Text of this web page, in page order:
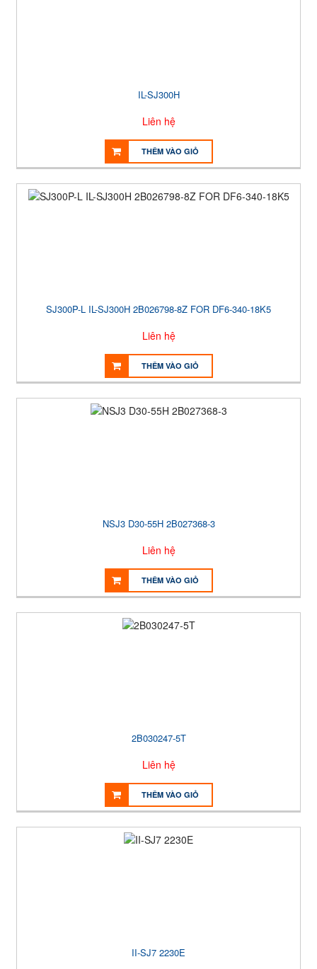
IL-SJ300H
Liên hệ
THÊM VÀO GIỎ
SJ300P-L IL-SJ300H 2B026798-8Z FOR DF6-340-18K5
Liên hệ
THÊM VÀO GIỎ
NSJ3 D30-55H 2B027368-3
Liên hệ
THÊM VÀO GIỎ
2B030247-5T
Liên hệ
THÊM VÀO GIỎ
II-SJ7 2230E